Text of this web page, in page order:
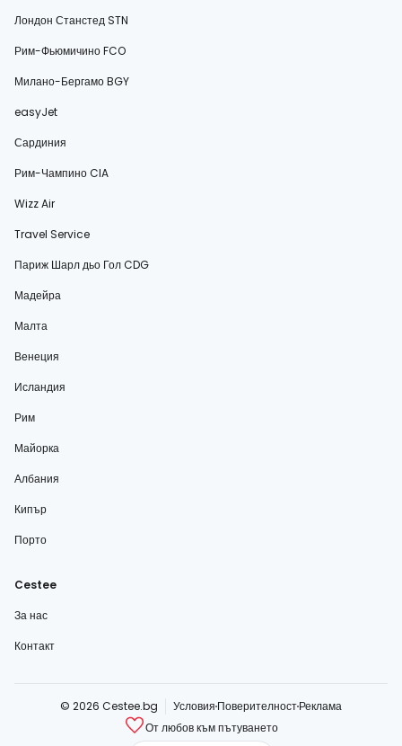
Лондон Станстед STN
Рим-Фьюмичино FCO
Милано-Бергамо BGY
easyJet
Сардиния
Рим-Чампино CIA
Wizz Air
Travel Service
Париж Шарл дьо Гол CDG
Мадейра
Малта
Венеция
Исландия
Рим
Майорка
Албания
Кипър
Порто
Cestee
За нас
Контакт
© 2026 Cestee.bg Условия ПоверителностРеклама
От любов към пътуването
cestee.com